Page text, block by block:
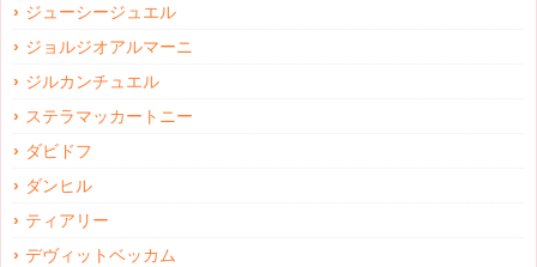
ジューシージュエル
ジョルジオアルマーニ
ジルカンチュエル
ステラマッカートニー
ダビドフ
ダンヒル
ティアリー
デヴィットベッカム